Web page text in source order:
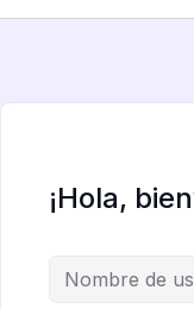
¡Hola,